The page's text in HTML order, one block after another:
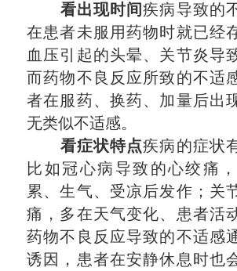
看出现时间疾病导致的
在患者未服用药物时就已经
血压引起的头晕、关节炎导
而药物不良反应所致的不适
者在服药、换药、加量后出
无类似不适感。
看症状特点疾病的症状
比如冠心病导致的心绞痛
累、生气、受凉后发作；关
痛，多在天气变化、患者活
药物不良反应导致的不适感
诱因，患者在安静休息时也